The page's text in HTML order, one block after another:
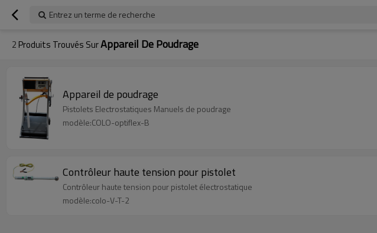
Entrez un terme de recherche
2 Produits Trouvés SurAppareil De Poudrage
Appareil de poudrage
Pistolets Electrostatiques Manuels de poudrage
modèle:COLO-optiflex-B
Contrôleur haute tension pour pistolet
Contrôleur haute tension pour pistolet électrostatique
modèle:colo-V-T-2